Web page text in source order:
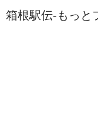
箱根駅伝-もっと